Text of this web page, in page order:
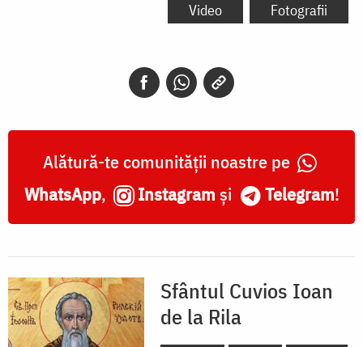
Video Fotografii
Alătură-te comunității noastre pe
WhatsApp, Instagram și Telegram!
Sfântul Cuvios Ioan
de la Rila